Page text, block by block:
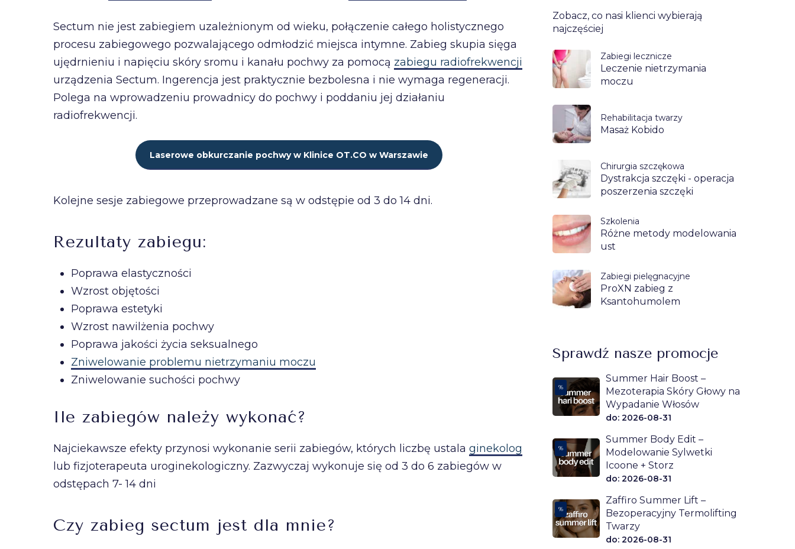
Sectum nie jest zabiegiem uzależnionym od wieku, połączenie całego holistycznego
procesu zabiegowego pozwalającego odmłodzić miejsca intymne. Zabieg skupia sięga
ujędrnieniu i napięciu skóry sromu i kanału pochwy za pomocą zabiegu radiofrekwencji
urządzenia Sectum. Ingerencja jest praktycznie bezbolesna i nie wymaga regeneracji.
Polega na wprowadzeniu prowadnicy do pochwy i poddaniu jej działaniu
radiofrekwencji.
Laserowe obkurczanie pochwy w Klinice OT.CO w Warszawie
Kolejne sesje zabiegowe przeprowadzane są w odstępie od 3 do 14 dni.
Rezultaty zabiegu:
Poprawa elastyczności
Wzrost objętości
Poprawa estetyki
Wzrost nawilżenia pochwy
Poprawa jakości życia seksualnego
Zniwelowanie problemu nietrzymaniu moczu
Zniwelowanie suchości pochwy
Ile zabiegów należy wykonać?
Najciekawsze efekty przynosi wykonanie serii zabiegów, których liczbę ustala ginekolog
lub fizjoterapeuta uroginekologiczny. Zazwyczaj wykonuje się od 3 do 6 zabiegów w
odstępach 7- 14 dni
Czy zabieg sectum jest dla mnie?
Zobacz, co nasi klienci wybierają
najczęściej
Zabiegi lecznicze
Leczenie nietrzymania
moczu
Rehabilitacja twarzy
Masaż Kobido
Chirurgia szczękowa
Dystrakcja szczęki - operacja
poszerzenia szczęki
Szkolenia
Różne metody modelowania
ust
Zabiegi pielęgnacyjne
ProXN zabieg z
Ksantohumolem
Sprawdź nasze promocje
%
Summer Hair Boost –
Mezoterapia Skóry Głowy na
Wypadanie Włosów
do: 2026-08-31
%
Summer Body Edit –
Modelowanie Sylwetki
Icoone + Storz
do: 2026-08-31
%
Zaffiro Summer Lift –
Bezoperacyjny Termolifting
Twarzy
do: 2026-08-31